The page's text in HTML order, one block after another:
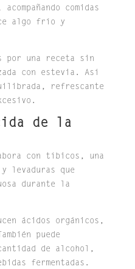
comidas
algo frío y
por una receta sin
con estevia. Así
refrescante
de la
con tíbicos, una
levaduras que
durante la
ácidos orgánicos,
puede
de alcohol,
fermentadas.